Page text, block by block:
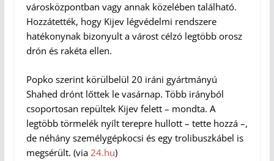
városközpontban vagy annak közelében található.
Hozzátették, hogy Kijev légvédelmi rendszere
hatékonynak bizonyult a várost célzó legtöbb orosz
drón és rakéta ellen.
Popko szerint körülbelül 20 iráni gyártmányú
Shahed drónt lőttek le vasárnap. Több irányból
csoportosan repültek Kijev felett – mondta. A
legtöbb törmelék nyílt terepre hullott – tette hozzá –,
de néhány személygépkocsi és egy trolibuszkábel is
megsérült. (via 24.hu)